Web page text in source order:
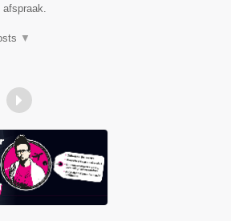
afspraak.
▼